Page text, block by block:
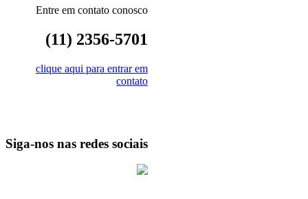
Entre em contato conosco
(11) 2356-5701
clique aqui para entrar em
contato
Siga-nos nas redes sociais